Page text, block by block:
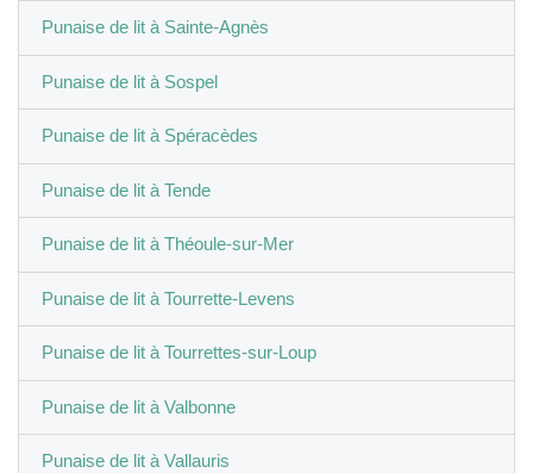
Punaise de lit à Sainte-Agnès
Punaise de lit à Sospel
Punaise de lit à Spéracèdes
Punaise de lit à Tende
Punaise de lit à Théoule-sur-Mer
Punaise de lit à Tourrette-Levens
Punaise de lit à Tourrettes-sur-Loup
Punaise de lit à Valbonne
Punaise de lit à Vallauris